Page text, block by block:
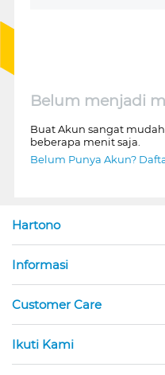
Belum menjadi
Buat Akun sangat
beberapa menit saja.
Belum Punya Akun?
Hartono
Informasi
Customer Care
Ikuti Kami